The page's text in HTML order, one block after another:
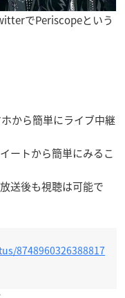
でPeriscopeという
から簡単にライブ中継
ートから簡単にみるこ
送後も視聴は可能で
8748960326388817